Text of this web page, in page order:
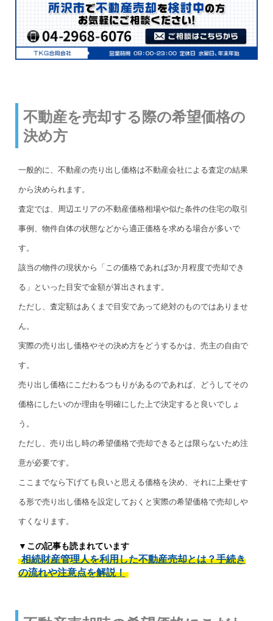
不動産を売却する際の希望価格の
決め方
一般的に、不動産の売り出し価格は不動産会社による査定の結果
から決められます。
査定では、周辺エリアの不動産価格相場や似た条件の住宅の取引
事例、物件自体の状態などから適正価格を求める場合が多いで
す。
該当の物件の現状から「この価格であれば3か月程度で売却でき
る」といった目安で金額が算出されます。
ただし、査定額はあくまで目安であって絶対のものではありませ
ん。
実際の売り出し価格やその決め方をどうするかは、売主の自由で
す。
売り出し価格にこだわるつもりがあるのであれば、どうしてその
価格にしたいのか理由を明確にした上で決定すると良いでしょ
う。
ただし、売り出し時の希望価格で売却できるとは限らないため注
意が必要です。
ここまでなら下げても良いと思える価格を決め、それに上乗せす
る形で売り出し価格を設定しておくと実際の希望価格で売却しや
すくなります。
▼この記事も読まれています
相続財産管理人を利用した不動産売却とは？手続き
の流れや注意点を解説！